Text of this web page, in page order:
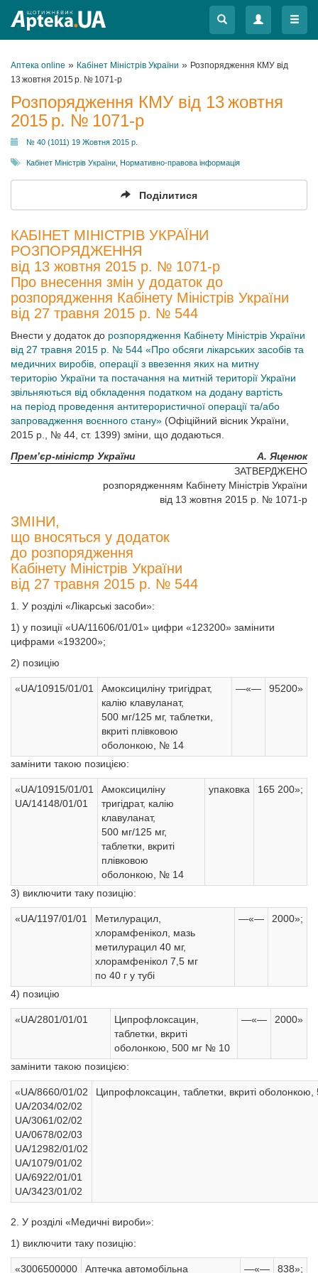
Меню
Меню
Аптека online » Кабінет Міністрів України » Розпорядження КМУ від
13 жовтня 2015 р. № 1071-р
Розпорядження КМУ від 13 жовтня
2015 р. № 1071-р
№ 40 (1011) 19 Жовтня 2015 р.
Кабінет Міністрів України Нормативно-правова інформація
Поділитися
КАБІНЕТ МІНІСТРІВ УКРАЇНИ
РОЗПОРЯДЖЕННЯ
від 13 жовтня 2015 р. № 1071-р
Про внесення змін у додаток до
розпорядження Кабінету Міністрів України
від 27 травня 2015 р. № 544
Внести у додаток до розпорядження Кабінету Міністрів України
від 27 травня 2015 р. № 544 «Про обсяги лікарських засобів та
медичних виробів, операції з ввезення яких на митну
територію України та постачання на митній території України
звільняються від обкладення податком на додану вартість
на період проведення антитерористичної операції та/або
запровадження воєнного стану» (Офіційний вісник України,
2015 р., № 44, ст. 1399) зміни, що додаються.
Прем’єр-міністр України
А. Яценюк
ЗАТВЕРДЖЕНО
розпорядженням Кабінету Міністрів України
від 13 жовтня 2015 р. № 1071-р
ЗМІНИ,
що вносяться у додаток
до розпорядження
Кабінету Міністрів України
від 27 травня 2015 р. № 544
1. У розділі «Лікарські засоби»:
1) у позиції «UA/11606/01/01» цифри «123200» замінити
цифрами «193200»;
2) позицію
«UA/10915/01/01
Амоксициліну тригідрат,
калію клавуланат,
500 мг/125 мг, таблетки,
вкриті плівковою
оболонкою, № 14
—«— 95200»
замінити такою позицією:
«UA/10915/01/01
UA/14148/01/01
Амоксициліну
тригідрат, калію
клавуланат,
500 мг/125 мг,
таблетки, вкриті
плівковою
оболонкою, № 14
упаковка 165 200»;
3) виключити таку позицію:
«UА/1197/01/01
Метилурацил,
хлорамфенікол, мазь
метилурацил 40 мг,
хлорамфенікол 7,5 мг
по 40 г у тубі
—«— 2000»;
4) позицію
«UА/2801/01/01
Ципрофлоксацин,
таблетки, вкриті
оболонкою, 500 мг № 10
—«— 2000»
замінити такою позицією:
«UA/8660/01/02
UA/2034/02/02
UA/3061/02/02
UA/0678/02/03
UA/12982/01/02
UA/1079/01/02
UA/6922/01/01
UA/3423/01/02
Ципрофлоксацин, таблетки, вкриті
2. У розділі «Медичні вироби»:
1) виключити таку позицію:
«3006500000 Аптечка автомобільна —«— 838»;